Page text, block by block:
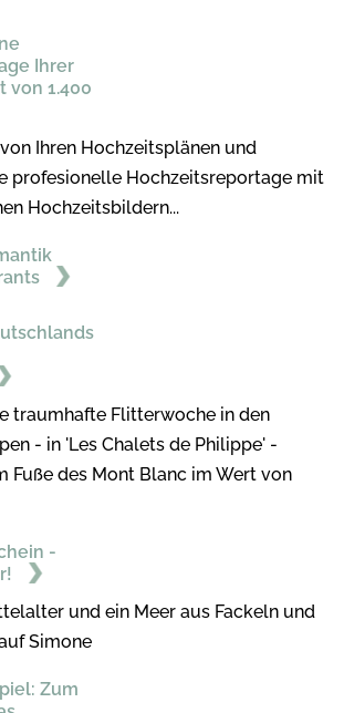
Ihrer
von 1.400
Ihren Hochzeitsplänen und
profesionelle Hochzeitsreportage mit
Hochzeitsbildern...
traumhafte Flitterwoche in den
- in 'Les Chalets de Philippe' -
Fuße des Mont Blanc im Wert von
-
und ein Meer aus Fackeln und
Simone
Zum